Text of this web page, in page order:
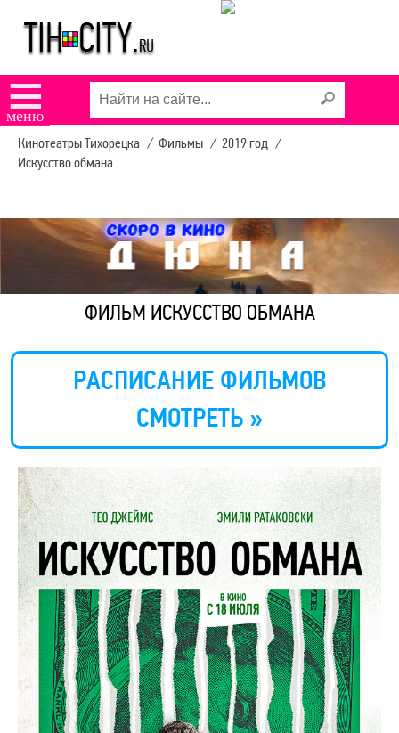
☰
меню
Кинотеатры Тихорецка / Фильмы / 2019 год /
Искусство обмана
ФИЛЬМ ИСКУССТВО ОБМАНА
РАСПИСАНИЕ ФИЛЬМОВ
СМОТРЕТЬ »